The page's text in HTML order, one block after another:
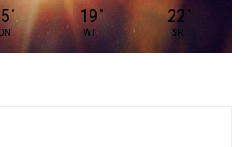
° 19 °
WT
22 °
ŚR